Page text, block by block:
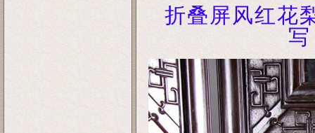
折叠屏风红花